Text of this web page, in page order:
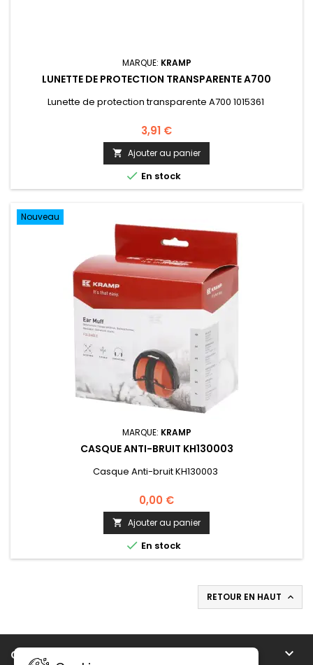
MARQUE: KRAMP
LUNETTE DE PROTECTION TRANSPARENTE A700
Lunette de protection transparente A700 1015361
3,91 €
 Ajouter au panier
 En stock
Nouveau
MARQUE: KRAMP
CASQUE ANTI-BRUIT KH130003
Casque Anti-bruit KH130003
0,00 €
 Ajouter au panier
 En stock
RETOUR EN HAUT 
CB MOTOCULTURE 